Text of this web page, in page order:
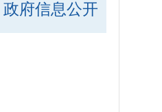
政府信息公开